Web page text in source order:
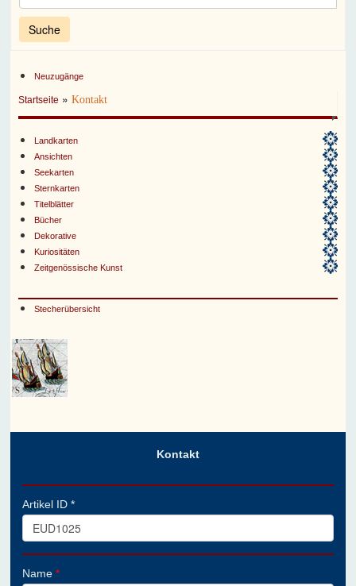
Neuzugänge
Startseite »Kontakt
Landkarten
Ansichten
Seekarten
Sternkarten
Titelblätter
Bücher
Dekorative
Kuriositäten
Zeitgenössische Kunst
Stecherübersicht
Kontakt
Artikel ID *
Name*